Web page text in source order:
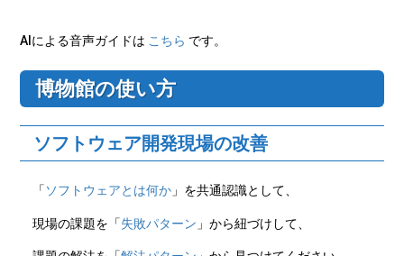
AIによる音声ガイドは こちら です。
博物館の使い方
ソフトウェア開発現場の改善
「 ソフトウェアとは何か 」を共通認識として、
現場の課題を「失敗パターン 」から紐づけして、